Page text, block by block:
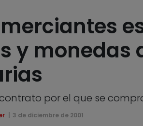
y monedas
por el que se
3 de diciembre de 2001